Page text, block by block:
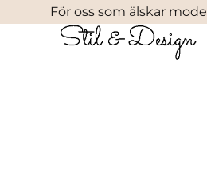
För oss som älskar mode